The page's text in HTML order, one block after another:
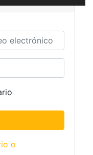
electrónico
o